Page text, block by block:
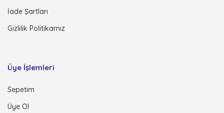
İade Şartları
Gizlilik Politikamız
Üye İşlemleri
Sepetim
Üye Ol